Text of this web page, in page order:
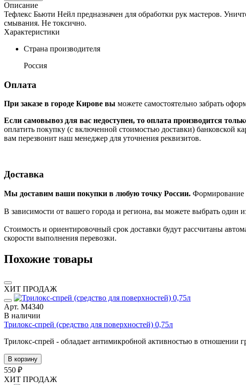
Описание
Тефлекс Бьюти Нейл предназначен для обработки рук мастеров.
смывания. Не токсично.
Характеристики
Страна производителя
Россия
Оплата
При заказе в городе Кирове вы можете самостоятельно забрать
Если самовывоз для вас недоступен, то оплата производится
оплатить покупку (с включенной стоимостью доставки) банковской
вам перезвонит наш менеджер для уточнения реквизитов.
Доставка
Мы доставим ваши покупки в любую точку России. Формирование
В зависимости от вашего города и региона, вы можете выбрать
Стоимость и ориентировочный срок доставки будут рассчитаны
скорости выполнения перевозки.
Похожие товары
ХИТ ПРОДАЖ
Арт. М4340
В наличии
Трилокс-спрей (средство для поверхностей) 0,75л
Трилокс-спрей - обладает антимикробной активностью в отношении
В корзину
550 ₽
ХИТ ПРОДАЖ